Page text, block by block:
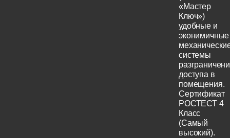
«Мастер
Ключ»)
удобные и
эконимичные
системы
доступа в
помещения.
Сертификат
РОСТЕСТ 4
Класс
(Самый
высокий).